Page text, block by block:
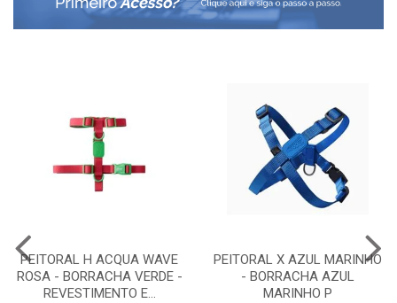
PEITORAL H ACQUA WAVE
ROSA - BORRACHA VERDE -
REVESTIMENTO E...
PEITORAL X AZUL MARINHO
- BORRACHA AZUL
MARINHO P